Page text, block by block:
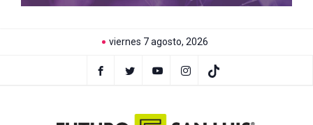
viernes 7 agosto, 2026